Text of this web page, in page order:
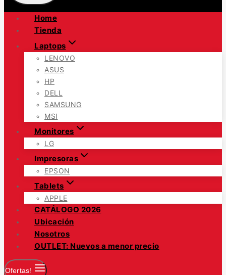
Home
Tienda
Laptops
LENOVO
ASUS
HP
DELL
SAMSUNG
MSI
Monitores
LG
Impresoras
EPSON
Tablets
APPLE
CATÁLOGO 2026
Ubicación
Nosotros
OUTLET: Nuevos a menor precio
Ofertas!